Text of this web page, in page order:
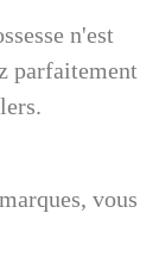
n'est
parfaitement
vous